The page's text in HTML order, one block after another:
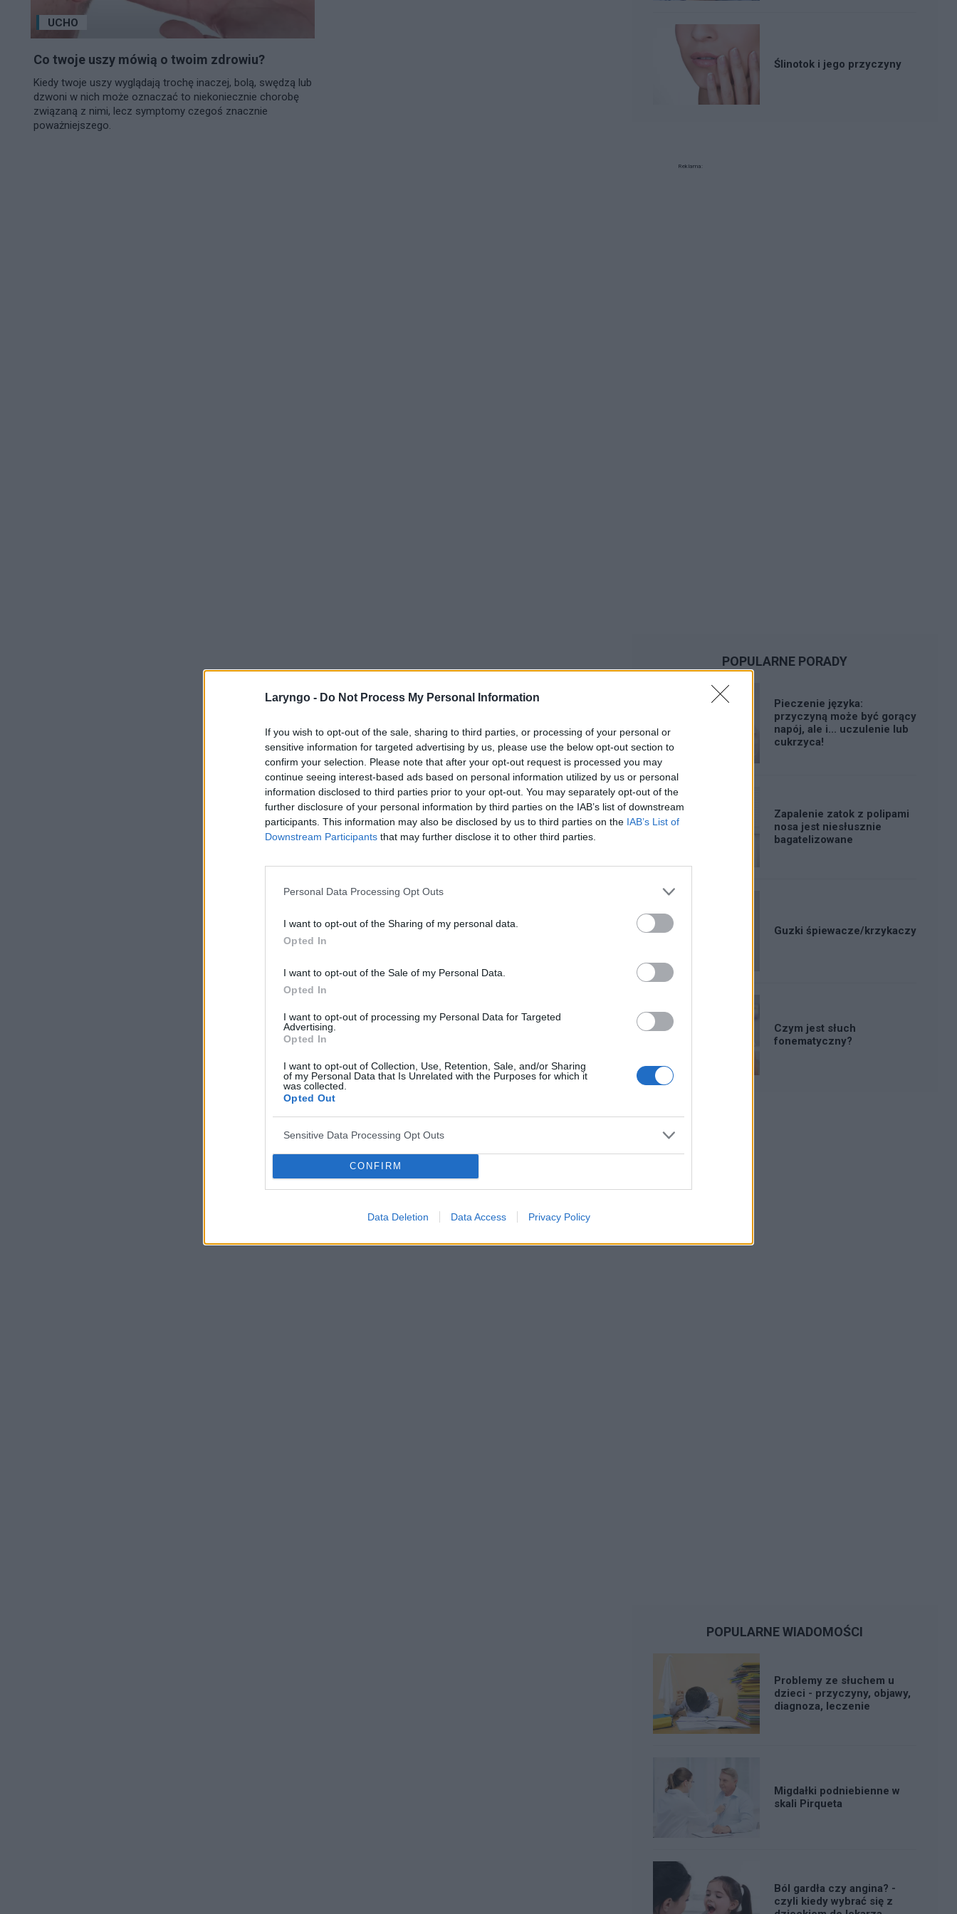
Laryngo - Do Not Process My Personal Information
If you wish to opt-out of the sale, sharing to third parties, or processing of your personal or
sensitive information for targeted advertising by us, please use the below opt-out section to
confirm your selection. Please note that after your opt-out request is processed you may
continue seeing interest-based ads based on personal information utilized by us or personal
information disclosed to third parties prior to your opt-out. You may separately opt-out of the
further disclosure of your personal information by third parties on the IAB’s list of downstream
participants. This information may also be disclosed by us to third parties on the IAB’s List of
Downstream Participants that may further disclose it to other third parties.
Personal Data Processing Opt Outs
I want to opt-out of the Sharing of my personal data.
Opted In
I want to opt-out of the Sale of my Personal Data.
Opted In
I want to opt-out of processing my Personal Data for Targeted
Advertising.
Opted In
I want to opt-out of Collection, Use, Retention, Sale, and/or Sharing
of my Personal Data that Is Unrelated with the Purposes for which it
was collected.
Opted Out
Sensitive Data Processing Opt Outs
CONFIRM
Data Deletion Data Access Privacy Policy
UCHO
Co twoje uszy mówią o twoim zdrowiu?
Kiedy twoje uszy wyglądają trochę inaczej, bolą, swędzą lub
dzwoni w nich może oznaczać to niekoniecznie chorobę
związaną z nimi, lecz symptomy czegoś znacznie
poważniejszego.
Ślinotok i jego przyczyny
Reklama:
POPULARNE PORADY
Pieczenie języka:
przyczyną może być gorący
napój, ale i... uczulenie lub
cukrzyca!
Zapalenie zatok z polipami
nosa jest niesłusznie
bagatelizowane
Guzki śpiewacze/krzykaczy
Czym jest słuch
fonematyczny?
POPULARNE WIADOMOŚCI
Problemy ze słuchem u
dzieci - przyczyny, objawy,
diagnoza, leczenie
Migdałki podniebienne w
skali Pirqueta
Ból gardła czy angina? -
czyli kiedy wybrać się z